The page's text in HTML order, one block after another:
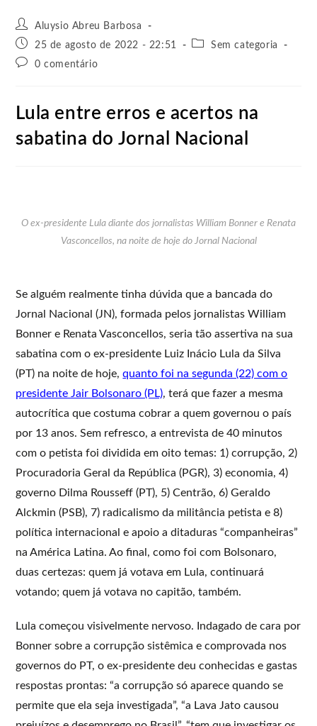
Aluysio Abreu Barbosa
25 de agosto de 2022 - 22:51
Sem categoria
0 comentário
Lula entre erros e acertos na
sabatina do Jornal Nacional
O ex-presidente Lula diante dos jornalistas William Bonner e Renata
Vasconcellos, na noite de hoje do Jornal Nacional
Se alguém realmente tinha dúvida que a bancada do
Jornal Nacional (JN), formada pelos jornalistas William
Bonner e Renata Vasconcellos, seria tão assertiva na sua
sabatina com o ex-presidente Luiz Inácio Lula da Silva
(PT) na noite de hoje,quanto foi na segunda (22) com o
presidente Jair Bolsonaro (PL), terá que fazer a mesma
autocrítica que costuma cobrar a quem governou o país
por 13 anos. Sem refresco, a entrevista de 40 minutos
com o petista foi dividida em oito temas: 1) corrupção, 2)
Procuradoria Geral da República (PGR), 3) economia, 4)
governo Dilma Rousseff (PT), 5) Centrão, 6) Geraldo
Alckmin (PSB), 7) radicalismo da militância petista e 8)
política internacional e apoio a ditaduras “companheiras”
na América Latina. Ao final, como foi com Bolsonaro,
duas certezas: quem já votava em Lula, continuará
votando; quem já votava no capitão, também.
Lula começou visivelmente nervoso. Indagado de cara por
Bonner sobre a corrupção sistêmica e comprovada nos
governos do PT, o ex-presidente deu conhecidas e gastas
respostas prontas: “a corrupção só aparece quando se
permite que ela seja investigada”, “a Lava Jato causou